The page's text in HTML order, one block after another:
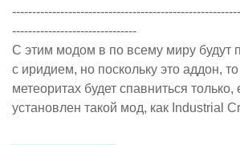
-------------------------------
С этим модом в по всему миру будут
с иридием, но поскольку это аддон,
метеоритах будет спавниться только,
установлен такой мод, как Industrial